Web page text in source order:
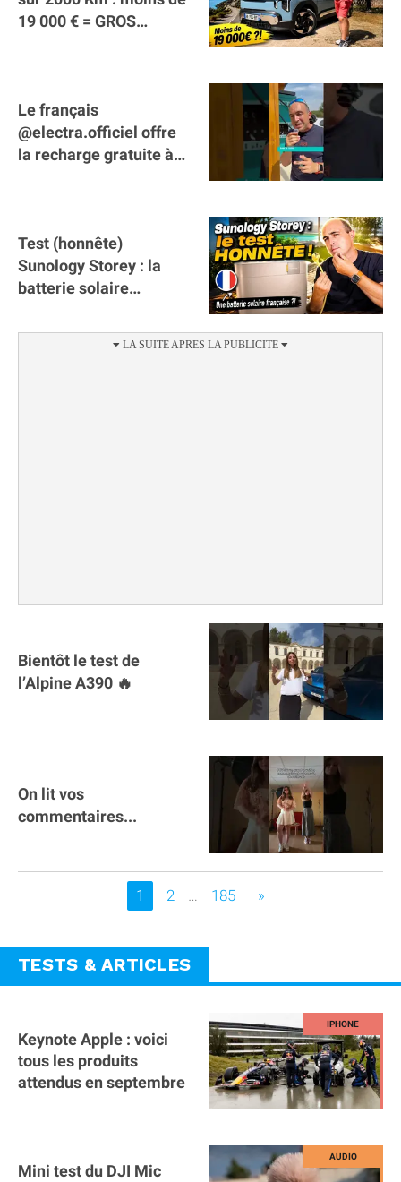
19 000 € = GROS
Le français
@electra.officiel offre
la recharge gratuite à
Test (honnête)
Sunology Storey : la
batterie solaire
Bientôt le test de
l’Alpine A390 🔥
On lit vos
commentaires...
Vous êtes sur la page
1 2 … 185 »
TESTS & ARTICLES
Keynote Apple : voici
tous les produits
attendus en septembre
Mini test du DJI Mic